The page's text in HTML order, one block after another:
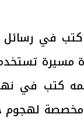
كتب في
مسيرة
كتب في
مخصصة